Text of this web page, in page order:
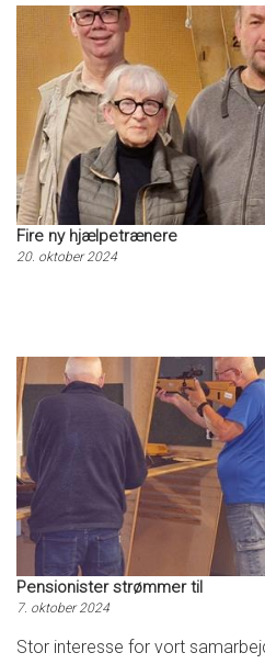
Fire ny hjælpetrænere
20. oktober 2024
Pensionister strømmer til
7. oktober 2024
Stor interesse for vort